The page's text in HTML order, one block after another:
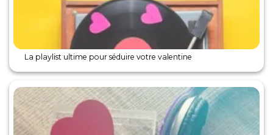
La playlist ultime pour séduire votre valentine